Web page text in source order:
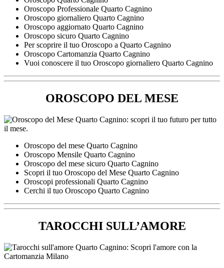
Oroscopo Professionale Quarto Cagnino
Oroscopo giornaliero Quarto Cagnino
Oroscopo aggiornato Quarto Cagnino
Oroscopo sicuro Quarto Cagnino
Per scoprire il tuo Oroscopo a Quarto Cagnino
Oroscopo Cartomanzia Quarto Cagnino
Vuoi conoscere il tuo Oroscopo giornaliero Quarto Cagnino
OROSCOPO DEL MESE
Oroscopo del mese Quarto Cagnino
Oroscopo Mensile Quarto Cagnino
Oroscopo del mese sicuro Quarto Cagnino
Scopri il tuo Oroscopo del Mese Quarto Cagnino
Oroscopi professionali Quarto Cagnino
Cerchi il tuo Oroscopo Quarto Cagnino
TAROCCHI SULL’AMORE